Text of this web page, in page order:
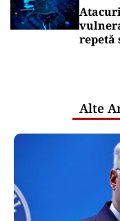
repetă
Alte